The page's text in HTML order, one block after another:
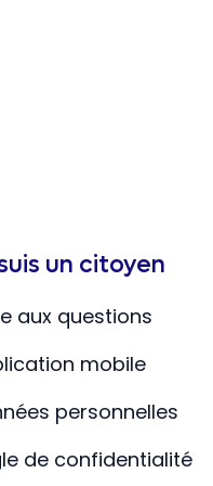
un citoyen
aux questions
mobile
personnelles
de confidentialité